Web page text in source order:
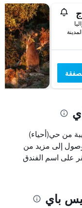
من حي(أحياء)
إلى مزيد من
على اسم الفندق
باي